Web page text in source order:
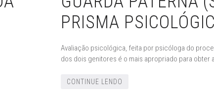
PRISMA
Avaliação psicológica, feita por psicóloga do
dos dois genitores é o mais apropriado para obter
CONTINUE LENDO